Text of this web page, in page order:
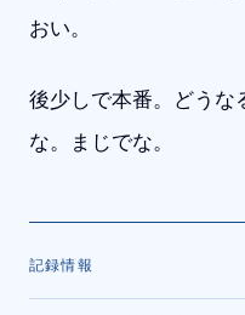
おい。
後少しで本番。どうな
な。まじでな。
記録情報